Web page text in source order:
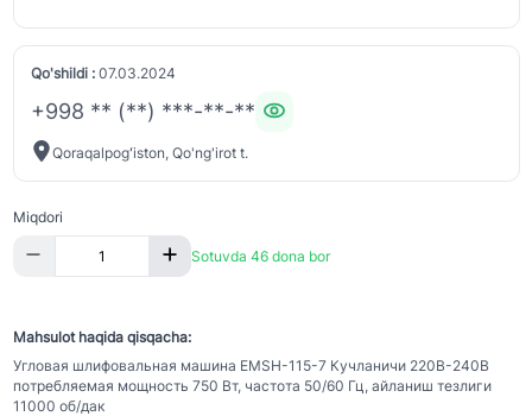
Qo'shildi :07.03.2024
+998 ** (**) ***-**-**
Qoraqalpogʻiston, Qo'ng'irot t.
Miqdori
Sotuvda 46 dona bor
Mahsulot haqida qisqacha:
Угловая шлифовальная машина EMSH-115-7 Кучланичи 220В-240В
потребляемая мощность 750 Вт, частота 50/60 Гц, айланиш тезлиги
11000 об/дак